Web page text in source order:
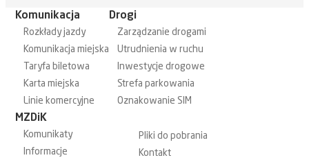
Komunikacja
Rozkłady jazdy
Komunikacja miejska
Taryfa biletowa
Karta miejska
Linie komercyjne
Drogi
Zarządzanie drogami
Utrudnienia w ruchu
Inwestycje drogowe
Strefa parkowania
Oznakowanie SIM
MZDiK
Komunikaty
Informacje
Pliki do pobrania
Kontakt